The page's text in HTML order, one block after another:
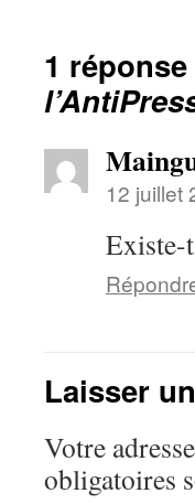
1 réponse
12 juillet
Existe-
Laisser
Votre
obligatoires